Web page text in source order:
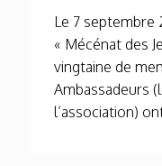
Le 7 septembre
« Mécénat des
vingtaine de
Ambassadeurs
l’association)